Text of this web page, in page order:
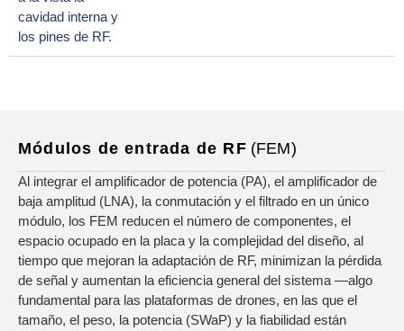
Módulos de entrada de RF (FEM)
Al integrar el amplificador de potencia (PA), el amplificador de
baja amplitud (LNA), la conmutación y el filtrado en un único
módulo, los FEM reducen el número de componentes, el
espacio ocupado en la placa y la complejidad del diseño, al
tiempo que mejoran la adaptación de RF, minimizan la pérdida
de señal y aumentan la eficiencia general del sistema —algo
fundamental para las plataformas de drones, en las que el
tamaño, el peso, la potencia (SWaP) y la fiabilidad están